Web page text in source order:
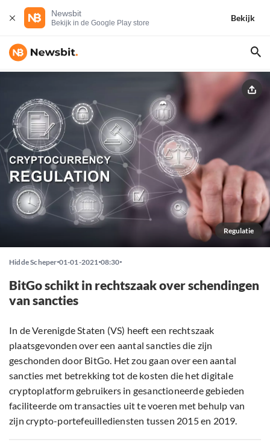
Newsbit
Bekijk in de Google Play store
Bekijk
Regulatie
Hidde Scheper 01-01-2021 08:30
BitGo schikt in rechtszaak over schendingen
van sancties
In de Verenigde Staten (VS) heeft een rechtszaak
plaatsgevonden over een aantal sancties die zijn
geschonden door BitGo. Het zou gaan over een aantal
sancties met betrekking tot de kosten die het digitale
cryptoplatform gebruikers in gesanctioneerde gebieden
faciliteerde om transacties uit te voeren met behulp van
zijn crypto-portefeuillediensten tussen 2015 en 2019.